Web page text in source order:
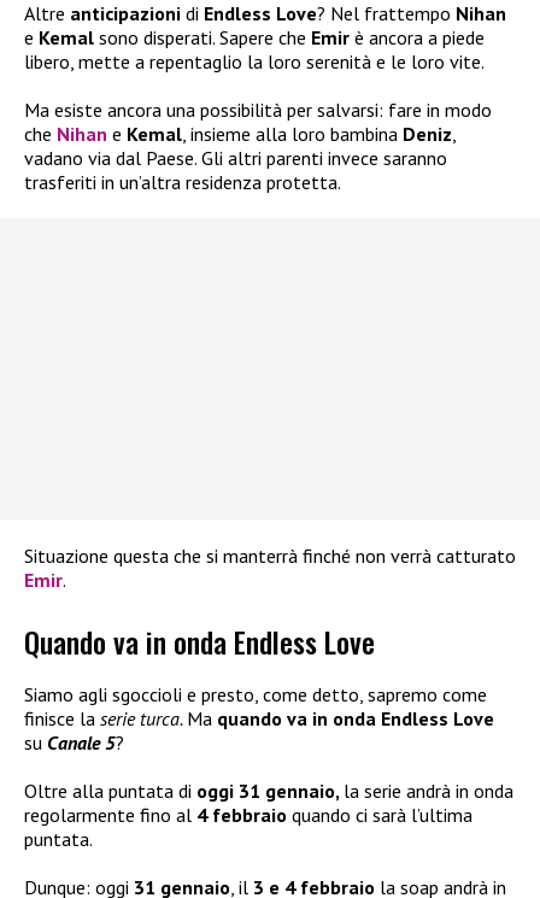
Altre anticipazioni di Endless Love? Nel frattempo Nihan
e Kemal sono disperati. Sapere che Emir è ancora a piede
libero, mette a repentaglio la loro serenità e le loro vite.
Ma esiste ancora una possibilità per salvarsi: fare in modo
che Nihan e Kemal, insieme alla loro bambina Deniz,
vadano via dal Paese. Gli altri parenti invece saranno
trasferiti in un’altra residenza protetta.
Situazione questa che si manterrà finché non verrà catturato
Emir.
Quando va in onda Endless Love
Siamo agli sgoccioli e presto, come detto, sapremo come
finisce la serie turca. Ma quando va in onda Endless Love
su Canale 5?
Oltre alla puntata di oggi 31 gennaio, la serie andrà in onda
regolarmente fino al 4 febbraio quando ci sarà l’ultima
puntata.
Dunque: oggi 31 gennaio , il 3 e 4 febbraio la soap andrà in